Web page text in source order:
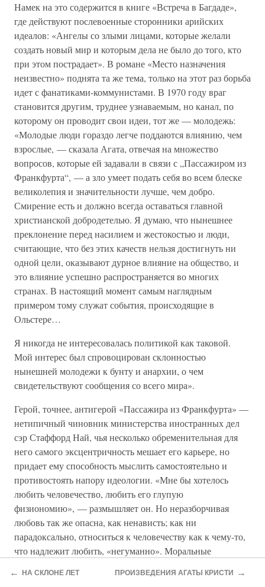
Намек на это содержится в книге «Встреча в Багдаде»,
где действуют послевоенные сторонники арийских
идеалов: «Ангелы со злыми лицами, которые желали
создать новый мир и которым дела не было до того, кто
при этом пострадает». В романе «Место назначения
неизвестно» поднята та же тема, только на этот раз борьба
идет с фанатиками-коммунистами. В 1970 году враг
становится другим, труднее узнаваемым, но канал, по
которому он проводит свои идеи, тот же — молодежь:
«Молодые люди гораздо легче поддаются влиянию, чем
взрослые, — сказала Агата, отвечая на множество
вопросов, которые ей задавали в связи с „Пассажиром из
Франкфурта“, — а зло умеет подать себя во всем блеске
великолепия и значительности лучше, чем добро.
Смирение есть и должно всегда оставаться главной
христианской добродетелью. Я думаю, что нынешнее
преклонение перед насилием и жестокостью и люди,
считающие, что без этих качеств нельзя достигнуть ни
одной цели, оказывают дурное влияние на общество, и
это влияние успешно распространяется во многих
странах. В настоящий момент самым наглядным
примером тому служат события, происходящие в
Ольстере…
Я никогда не интересовалась политикой как таковой.
Мой интерес был спровоцирован склонностью
нынешней молодежи к бунту и анархии, о чем
свидетельствуют сообщения со всего мира».
Герой, точнее, антигерой «Пассажира из Франкфурта» —
нетипичный чиновник министерства иностранных дел
сэр Стаффорд Най, чья несколько обременительная для
него самого эксцентричность мешает его карьере, но
придает ему способность мыслить самостоятельно и
противостоять напору идеологии. «Мне бы хотелось
любить человечество, любить его глупую
физиономию», — размышляет он. Но неразборчивая
любовь так же опасна, как ненависть; как ни
парадоксально, относиться к человечеству как к чему-то,
что надлежит любить, «негуманно». Моральные
сомнениями; они побуждают его присоединиться к
← НА СКЛОНЕ ЛЕТ ПРОИЗВЕДЕНИЯ АГАТЫ КРИСТИ →